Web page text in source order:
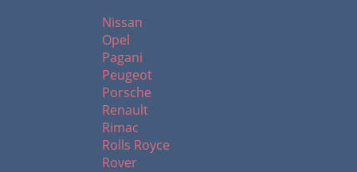
Nissan
Opel
Pagani
Peugeot
Porsche
Renault
Rimac
Rolls Royce
Rover